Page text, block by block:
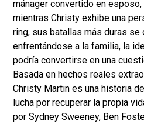
mánager convertido en
mientras Christy exhibe una
ring, sus batallas más duras se
enfrentándose a la familia, la
podría convertirse en una
Basada en hechos reales
Christy Martin es una historia
lucha por recuperar la propia
por Sydney Sweeney, Ben